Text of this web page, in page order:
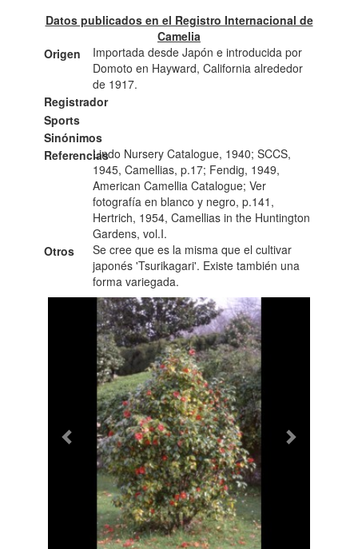
Datos publicados en el Registro Internacional de
Camelia
Origen
Importada desde Japón e introducida por
Domoto en Hayward, California alrededor
de 1917.
Registrador
Sports
Sinónimos
ReferenciasLindo Nursery Catalogue, 1940; SCCS,
1945, Camellias, p.17; Fendig, 1949,
American Camellia Catalogue; Ver
fotografía en blanco y negro, p.141,
Hertrich, 1954, Camellias in the Huntington
Gardens, vol.I.
Otros
Se cree que es la misma que el cultivar
japonés 'Tsurikagari'. Existe también una
forma variegada.